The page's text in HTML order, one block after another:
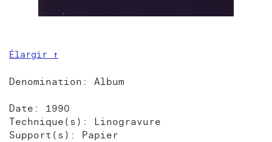
Élargir ↑
Denomination: Album
Date: 1990
Technique(s): Linogravure
Support(s): Papier